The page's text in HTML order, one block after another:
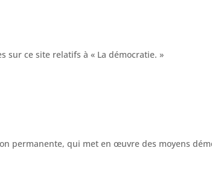
ce site relatifs à « La démocratie. »
permanente, qui met en œuvre des moyens